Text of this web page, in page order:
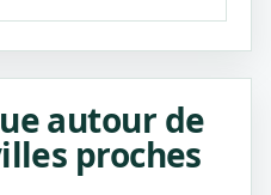
autour de
proches